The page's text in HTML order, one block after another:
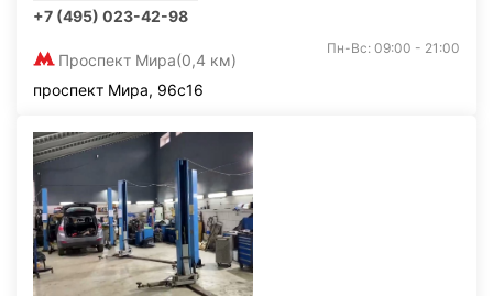
+7 (495) 023-42-98
Проспект Мира(0,4 км)
Пн-Вс: 09:00 - 21:00
проспект Мира, 96с16